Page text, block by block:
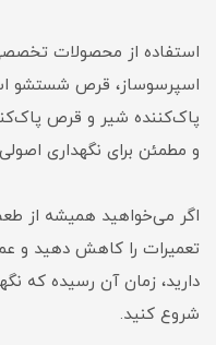
اسپرسوساز، قرص شستشو
پاک‌کننده شیر و قرص
و مطمئن برای نگهداری
اگر می‌خواهید همیشه از
تعمیرات را کاهش دهید و
شروع کنید.